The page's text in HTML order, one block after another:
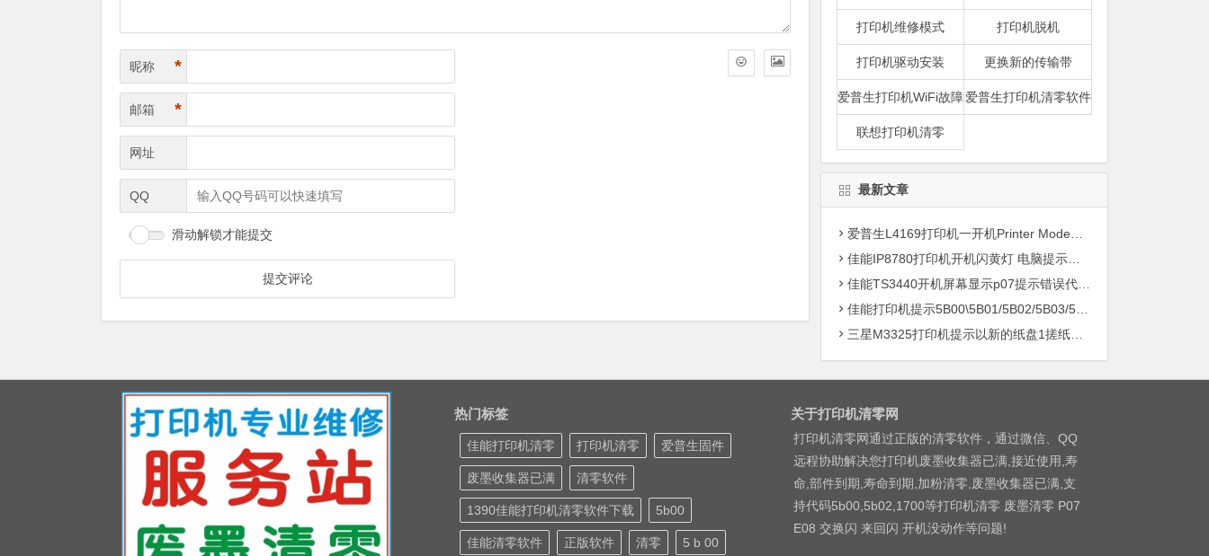
昵称 *
邮箱 *
网址
QQ
滑动解锁才能提交
打印机维修模式 打印机脱机
打印机驱动安装 更换新的传输带
爱普生打印机WiFi故障爱普生打印机清零软件
联想打印机清零
最新文章
爱普生L4169打印机一开机Printer Mode故障主板维修
佳能IP8780打印机开机闪黄灯 电脑提示错误5B00快速解决方案清零
佳能TS3440开机屏幕显示p07提示错误代码5B00快速解决方案 清零
佳能打印机提示5B00\5B01/5B02/5B03/5B04/5B11/5B12/5B13/5B14/1700/1702/1703/1704
三星M3325打印机提示以新的纸盘1搓纸轮进行更换
热门标签
佳能打印机清零 打印机清零 爱普生固件
废墨收集器已满 清零软件
1390佳能打印机清零软件下载 5b00
佳能清零软件 正版软件 清零 5 b 00
关于打印机清零网
打印机清零网通过正版的清零软件，通过微信、QQ
远程协助解决您打印机废墨收集器已满,接近使用,寿
命,部件到期,寿命到期,加粉清零,废墨收集器已满,支
持代码5b00,5b02,1700等打印机清零 废墨清零 P07
E08 交换闪 来回闪 开机没动作等问题!